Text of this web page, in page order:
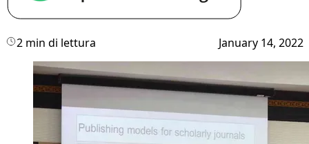
2 min di lettura January 14, 2022